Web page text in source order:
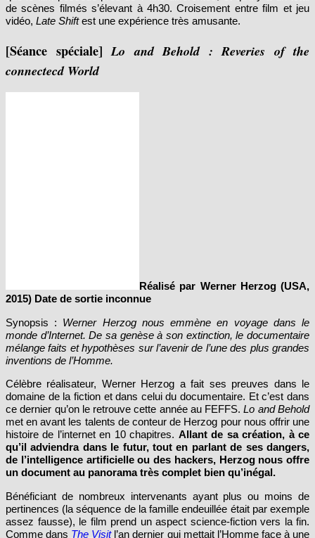
vidéo,Late Shiftest une expérience très amusante.
connectecd World
2015) Date de sortie inconnue
Synopsis :
monde d’Internet. De sa genèse à son extinction, le documentaire
mélange faits et hypothèses sur l’avenir de l’une des plus grandes
inventions de l’Homme.
domaine de la fiction et dans celui du documentaire. Et c’est dans
ce dernier qu’on le retrouve cette année au FEFFS. Lo and Behold
met en avant les talents de conteur de Herzog pour nous offrir une
histoire de l’internet en 10 chapitres.Allant de sa création, à ce
qu’il adviendra dans le futur, tout en parlant de ses dangers,
de l’intelligence artificielle ou des hackers, Herzog nous offre
un document au panorama très complet bien qu’inégal.
Bénéficiant de nombreux intervenants ayant plus ou moins de
pertinences (la séquence de la famille endeuillée était par exemple
assez fausse), le film prend un aspect science-fiction vers la fin.
Comme dansThe Visit l’an dernier qui mettait l’Homme face à une
hypothétique rencontre extraterrestre, Herzog va ici essayer de